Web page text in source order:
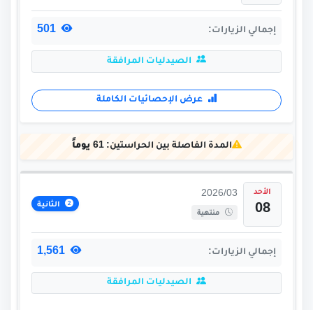
إجمالي الزيارات:
الصيدليات المرافقة
عرض الإحصائيات الكاملة
المدة الفاصلة بين الحراستين:61 يوماً
الأحد
08
2026/03
منتهية
الثانية
إجمالي الزيارات:
الصيدليات المرافقة